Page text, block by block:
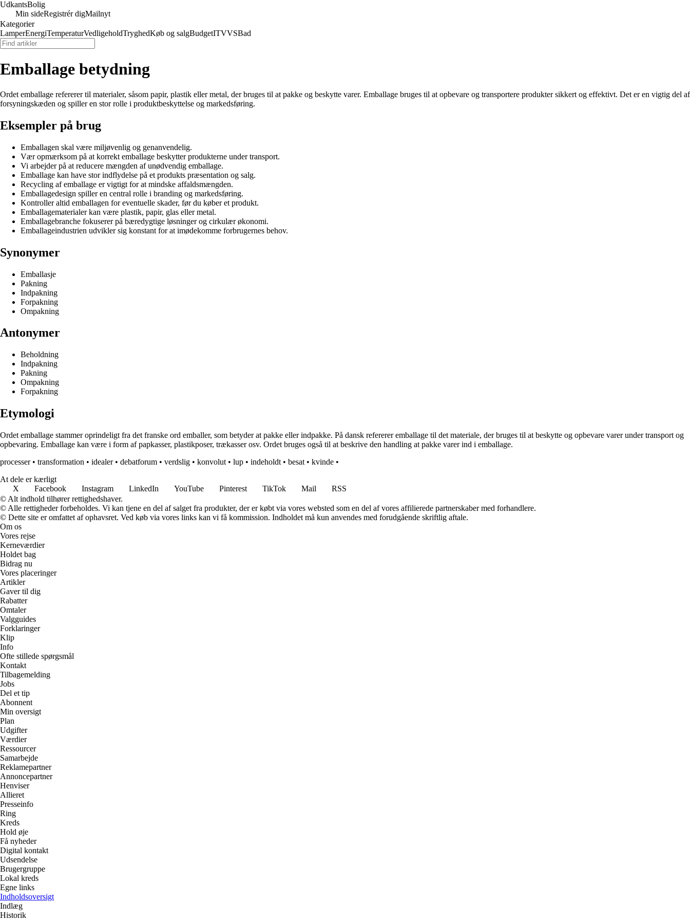
UdkantsBolig
Min sideRegistrér digMailnyt
Kategorier
LamperEnergiTemperaturVedligeholdTryghedKøb og salgBudgetITVVSBad
Emballage betydning
Ordet emballage refererer til materialer, såsom papir, plastik eller metal, der bruges til at pakke og beskytte varer. Emballage bruges til at opbevare og transportere produkter sikkert og effektivt. Det er en vigtig del af
forsyningskæden og spiller en stor rolle i produktbeskyttelse og markedsføring.
Eksempler på brug
Emballagen skal være miljøvenlig og genanvendelig.
Vær opmærksom på at korrekt emballage beskytter produkterne under transport.
Vi arbejder på at reducere mængden af unødvendig emballage.
Emballage kan have stor indflydelse på et produkts præsentation og salg.
Recycling af emballage er vigtigt for at mindske affaldsmængden.
Emballagedesign spiller en central rolle i branding og markedsføring.
Kontroller altid emballagen for eventuelle skader, før du køber et produkt.
Emballagematerialer kan være plastik, papir, glas eller metal.
Emballagebranche fokuserer på bæredygtige løsninger og cirkulær økonomi.
Emballageindustrien udvikler sig konstant for at imødekomme forbrugernes behov.
Synonymer
Emballasje
Pakning
Indpakning
Forpakning
Ompakning
Antonymer
Beholdning
Indpakning
Pakning
Ompakning
Forpakning
Etymologi
Ordet emballage stammer oprindeligt fra det franske ord emballer, som betyder at pakke eller indpakke. På dansk refererer emballage til det materiale, der bruges til at beskytte og opbevare varer under transport og
opbevaring. Emballage kan være i form af papkasser, plastikposer, trækasser osv. Ordet bruges også til at beskrive den handling at pakke varer ind i emballage.
processer• transformation • idealer• debatforum • verdslig • konvolut • lup • indeholdt • besat • kvinde •
At dele er kærligt
X
Facebook Instagram LinkedIn YouTube Pinterest TikTok Mail
RSS
© Alt indhold tilhører rettighedshaver.
© Alle rettigheder forbeholdes. Vi kan tjene en del af salget fra produkter, der er købt via vores websted som en del af vores affilierede partnerskaber med forhandlere.
© Dette site er omfattet af ophavsret. Ved køb via vores links kan vi få kommission. Indholdet må kun anvendes med forudgående skriftlig aftale.
Om os
Vores rejse
Kerneværdier
Holdet bag
Bidrag nu
Vores placeringer
Artikler
Gaver til dig
Rabatter
Omtaler
Valgguides
Forklaringer
Klip
Info
Ofte stillede spørgsmål
Kontakt
Tilbagemelding
Jobs
Del et tip
Abonnent
Min oversigt
Plan
Udgifter
Værdier
Ressourcer
Samarbejde
Reklamepartner
Annoncepartner
Henviser
Allieret
Presseinfo
Ring
Kreds
Hold øje
Få nyheder
Digital kontakt
Udsendelse
Brugergruppe
Lokal kreds
Egne links
Indholdsoversigt
Indlæg
Historik